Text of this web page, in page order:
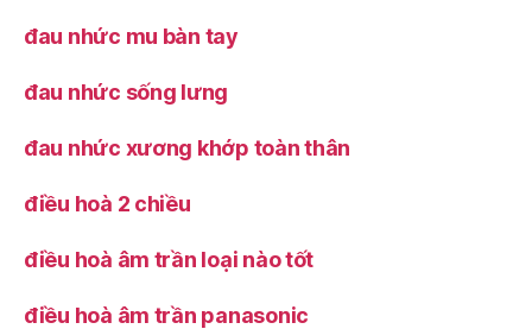
đau nhức mu bàn tay
đau nhức sống lưng
đau nhức xương khớp toàn thân
điều hoà 2 chiều
điều hoà âm trần loại nào tốt
điều hoà âm trần panasonic